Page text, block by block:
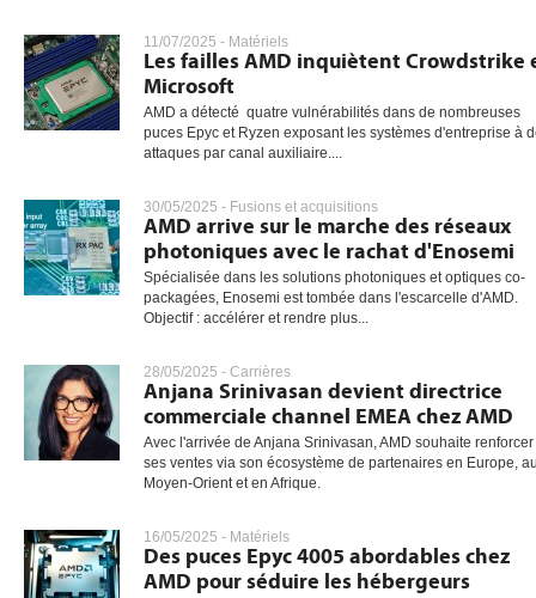
11/07/2025 - Matériels
Les failles AMD inquiètent Crowdstrike
Microsoft
AMD a détecté quatre vulnérabilités dans de nombreuses
puces Epyc et Ryzen exposant les systèmes d'entreprise à
attaques par canal auxiliaire....
30/05/2025 - Fusions et acquisitions
AMD arrive sur le marche des réseaux
photoniques avec le rachat d'Enosemi
Spécialisée dans les solutions photoniques et optiques co-
packagées, Enosemi est tombée dans l'escarcelle d'AMD.
Objectif : accélérer et rendre plus...
28/05/2025 - Carrières
Anjana Srinivasan devient directrice
commerciale channel EMEA chez AMD
Avec l'arrivée de Anjana Srinivasan, AMD souhaite renforcer
ses ventes via son écosystème de partenaires en Europe,
Moyen-Orient et en Afrique.
16/05/2025 - Matériels
Des puces Epyc 4005 abordables chez
AMD pour séduire les hébergeurs